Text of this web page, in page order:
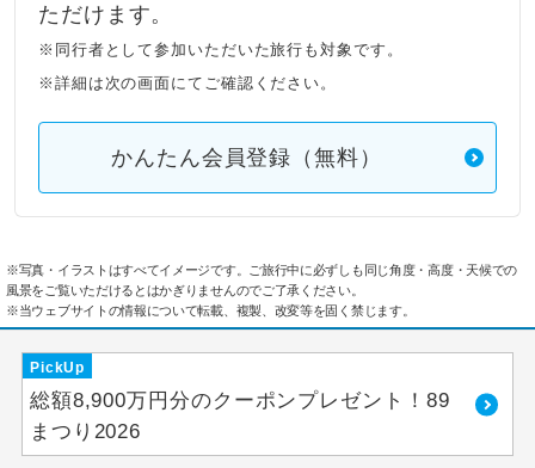
ただけます。
※同行者として参加いただいた旅行も対象です。
※詳細は次の画面にてご確認ください。
かんたん会員登録（無料）
※写真・イラストはすべてイメージです。ご旅行中に必ずしも同じ角度・高度・天候での
風景をご覧いただけるとはかぎりませんのでご了承ください。
※当ウェブサイトの情報について転載、複製、改変等を固く禁じます。
PickUp
総額8,900万円分のクーポンプレゼント！89
まつり2026